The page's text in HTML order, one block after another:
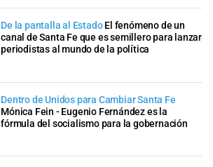
De la pantalla al Estado El fenómeno de un
canal de Santa Fe que es semillero para lanzar
periodistas al mundo de la política
Dentro de Unidos para Cambiar Santa Fe
Mónica Fein - Eugenio Fernández es la
fórmula del socialismo para la gobernación